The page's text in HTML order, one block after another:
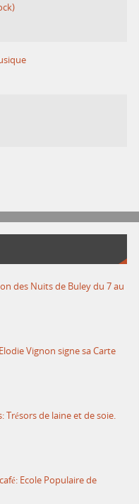
des Nuits de Buley du 7 au
Vignon signe sa Carte
Trésors de laine et de soie.
Ecole Populaire de